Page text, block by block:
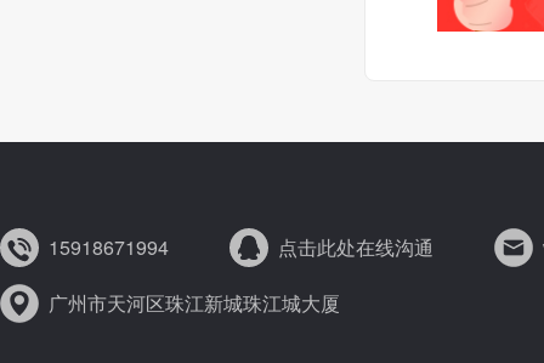
15918671994 点击此处在线沟通
广州市天河区珠江新城珠江城大厦